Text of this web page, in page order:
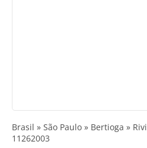
Brasil » São Paulo » Bertioga »
11262003